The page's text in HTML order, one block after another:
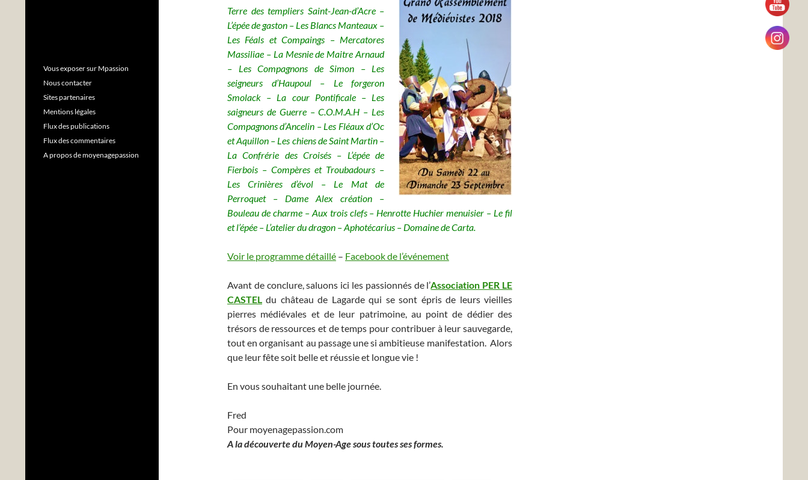
Terre des templiers Saint-Jean-d’Acre –
L’épée de gaston – Les Blancs Manteaux –
Les Féals et Compaings – Mercatores
Massiliae – La Mesnie de Maitre Arnaud
– Les Compagnons de Simon – Les
seigneurs d’Haupoul – Le forgeron
Smolack – La cour Pontificale – Les
saigneurs de Guerre – C.O.M.A.H – Les
Compagnons d’Ancelin – Les Fléaux d’Oc
et Aquillon – Les chiens de Saint Martin –
La Confrérie des Croisés – L’épée de
Fierbois – Compères et Troubadours –
Les Crinières d’évol – Le Mat de
Perroquet – Dame Alex création –
Bouleau de charme – Aux trois clefs – Henrotte Huchier menuisier – Le fil
et l’épée – L’atelier du dragon – Aphotécarius – Domaine de Carta.
Voir le programme détaillé – Facebook de l’événement
Avant de conclure, saluons ici les passionnés de l’Association PER LE
CASTEL du château de Lagarde qui se sont épris de leurs vieilles
pierres médiévales et de leur patrimoine, au point de dédier des
trésors de ressources et de temps pour contribuer à leur sauvegarde,
tout en organisant au passage une si ambitieuse manifestation. Alors
que leur fête soit belle et réussie et longue vie !
En vous souhaitant une belle journée.
Fred
Pour moyenagepassion.com
A la découverte du Moyen-Age sous toutes ses formes.
Vous exposer sur Mpassion
Nous contacter
Sites partenaires
Mentions légales
Flux des publications
Flux des commentaires
A propos de moyenagepassion